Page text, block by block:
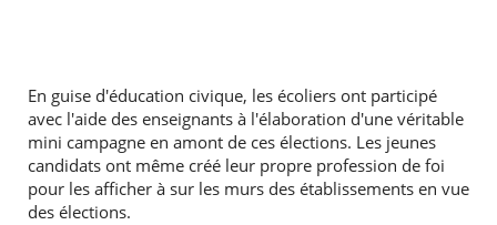
En guise d'éducation civique, les écoliers ont participé
avec l'aide des enseignants à l'élaboration d'une véritable
mini campagne en amont de ces élections. Les jeunes
candidats ont même créé leur propre profession de foi
pour les afficher à sur les murs des établissements en vue
des élections.